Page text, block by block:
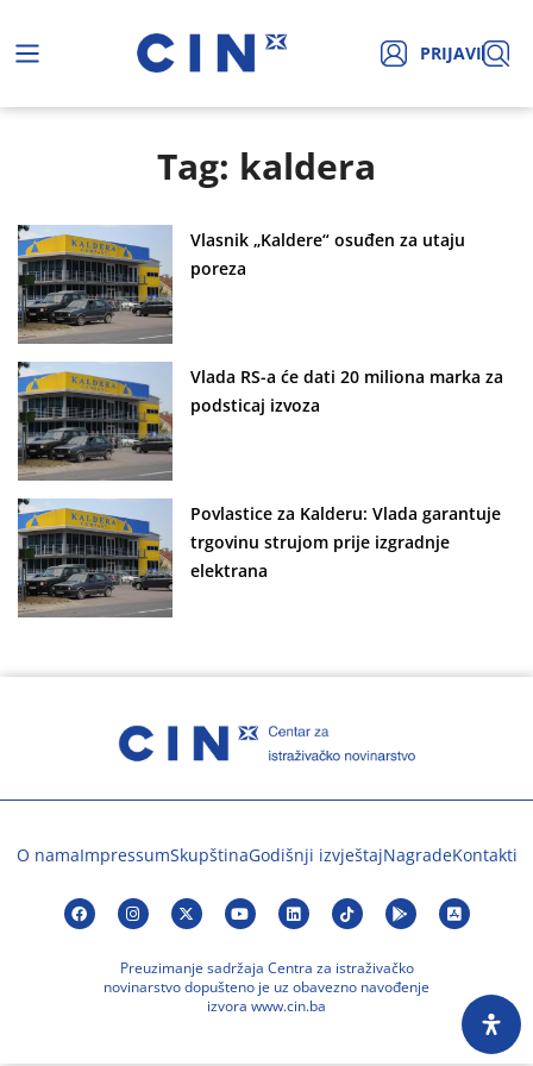
PRIJAVI
Tag: kaldera
Vlasnik „Kaldere“ osuđen za utaju
poreza
Vlada RS-a će dati 20 miliona marka za
podsticaj izvoza
Povlastice za Kalderu: Vlada garantuje
trgovinu strujom prije izgradnje
elektrana
O namaImpressumSkupštinaGodišnji izvještajNagradeKontakti
Preuzimanje sadržaja Centra za istraživačko
novinarstvo dopušteno je uz obavezno navođenje
izvora www.cin.ba